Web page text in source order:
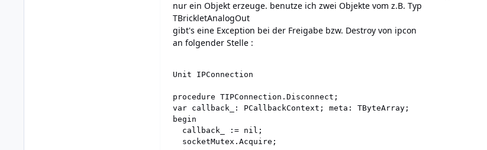
nur ein Objekt erzeuge. benutze ich zwei Objekte vom z.B. Typ
TBrickletAnalogOut
gibt's eine Exception bei der Freigabe bzw. Destroy von ipcon
an folgender Stelle :
Unit IPConnection
procedure TIPConnection.Disconnect;
var callback_: PCallbackContext; meta: TByteArray;
begin
callback_ := nil;
socketMutex.Acquire;